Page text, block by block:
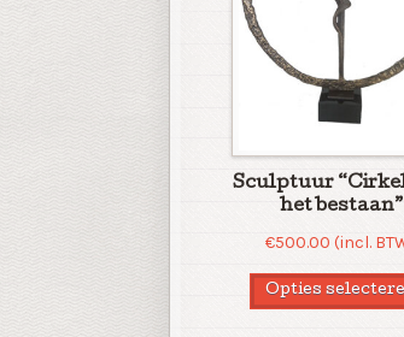
Sculptuur
het bestaan”
€500.00 (incl.
Opties